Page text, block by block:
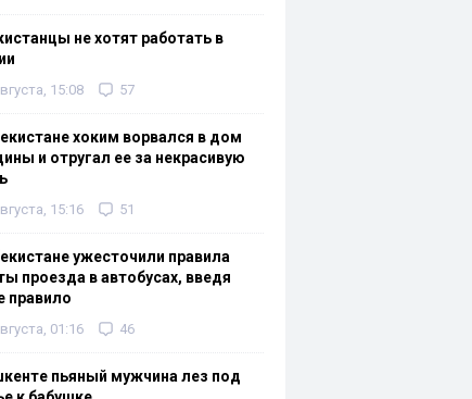
не хотят работать в
15:08 57
хоким ворвался в дом
и отругал ее за некрасивую
15:16 51
ужесточили правила
проезда в автобусах, введя
правило
01:16 46
пьяный мужчина лез под